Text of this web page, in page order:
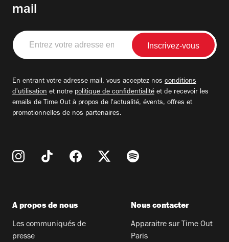
mail
Entrez
votre
adresse
En entrant votre adresse mail, vous acceptez nos conditions
d'utilisation et notre politique de confidentialité et de recevoir les
emails de Time Out à propos de l'actualité, évents, offres et
promotionnelles de nos partenaires.
A propos de nous
Les communiqués de
presse
Nous contacter
Apparaitre sur Time Out
Paris